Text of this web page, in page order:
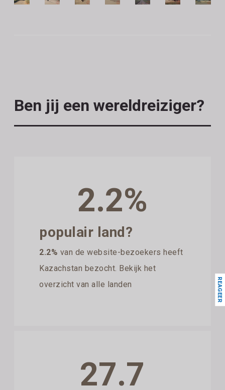
Ben jij een wereldreiziger?
2.2%
populair land?
2.2% van de website-bezoekers heeft
Kazachstan bezocht. Bekijk het
overzicht van alle landen
27.7
REAGEER